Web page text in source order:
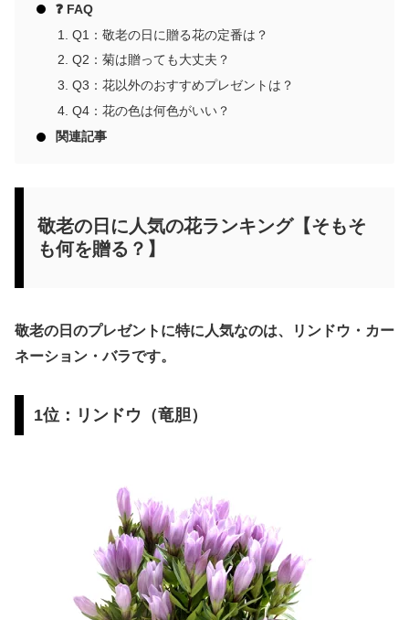
❓ FAQ
Q1：敬老の日に贈る花の定番は？
Q2：菊は贈っても大丈夫？
Q3：花以外のおすすめプレゼントは？
Q4：花の色は何色がいい？
関連記事
敬老の日に人気の花ランキング【そもそ
も何を贈る？】
敬老の日のプレゼントに特に人気なのは、リンドウ・カー
ネーション・バラです。
1位：リンドウ（竜胆）